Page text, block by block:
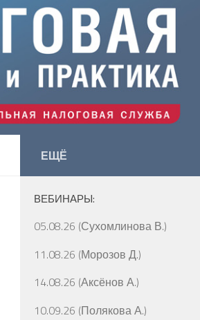
ЕЩЁ
ВЕБИНАРЫ:
05.08.26 (Сухомлинова В.)
11.08.26 (Морозов Д.)
14.08.26 (Аксёнов А.)
10.09.26 (Полякова А.)